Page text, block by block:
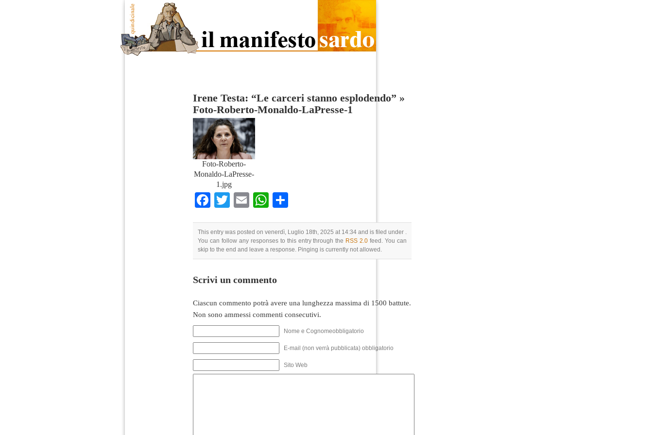
Irene Testa: “Le carceri stanno esplodendo” »
Foto-Roberto-Monaldo-LaPresse-1
Foto-Roberto-
Monaldo-LaPresse-
1.jpg
Facebook
TwitterEmailWhatsApp
This entry was posted on venerdì, Luglio 18th, 2025 at 14:34 and is filed under .
You can follow any responses to this entry through the RSS 2.0 feed. You can
skip to the end and leave a response. Pinging is currently not allowed.
Scrivi un commento
Ciascun commento potrà avere una lunghezza massima di 1500 battute.
Non sono ammessi commenti consecutivi.
Nome e Cognomeobbligatorio
E-mail (non verrà pubblicata) obbligatorio
Sito Web